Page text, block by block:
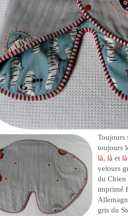
Toujours
toujours
là, là et là
velours
du Chien
imprimé
gris du